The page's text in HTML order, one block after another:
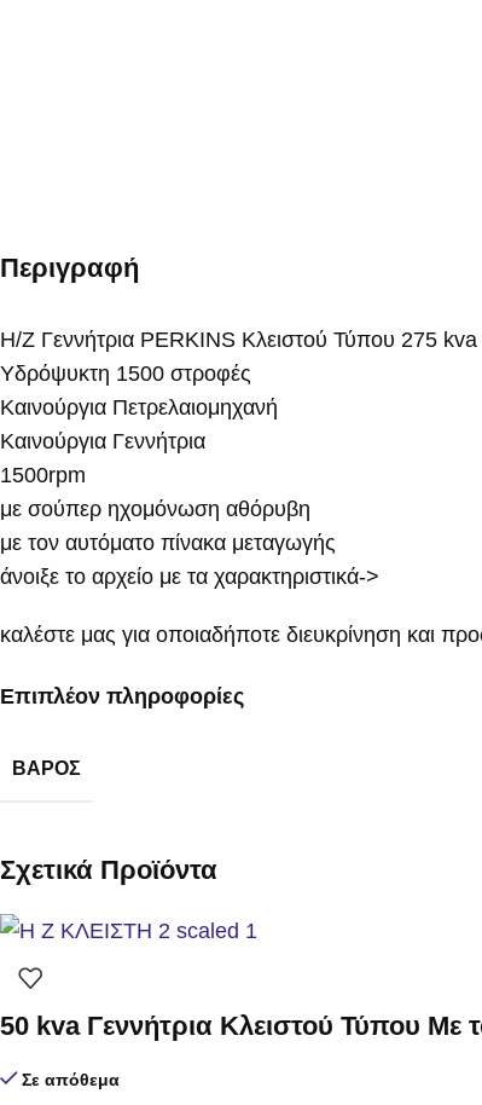
Περιγραφή
Η/Ζ Γεννήτρια PERKINS Κλειστού Τύπου 275 kva
Υδρόψυκτη 1500 στροφές
Καινούργια Πετρελαιομηχανή
Καινούργια Γεννήτρια
1500rpm
με σούπερ ηχομόνωση αθόρυβη
με τον αυτόματο πίνακα μεταγωγής
άνοιξε το αρχείο με τα χαρακτηριστικά->
καλέστε μας για οποιαδήποτε διευκρίνηση και
Επιπλέον πληροφορίες
ΒΆΡΟΣ
Σχετικά Προϊόντα
50 kva Γεννήτρια Κλειστού Τύπου Με
Σε απόθεμα